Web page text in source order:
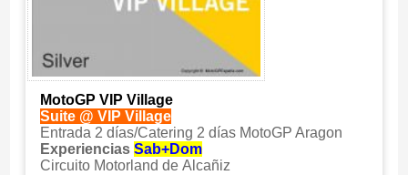
MotoGP VIP Village
Suite @ VIP Village
Entrada 2 días/Catering 2 días MotoGP Aragon
Experiencias Sab+Dom
Circuito Motorland de Alcañiz